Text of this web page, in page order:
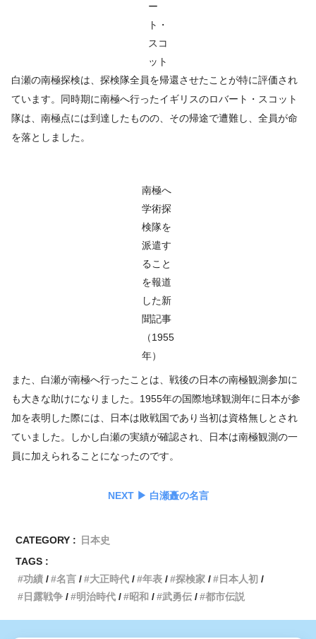
ー
ト・
スコ
ット
白瀬の南極探検は、探検隊全員を帰還させたことが特に評価され
ています。同時期に南極へ行ったイギリスのロバート・スコット
隊は、南極点には到達したものの、その帰途で遭難し、全員が命
を落としました。
南極へ
学術探
検隊を
派遣す
ること
を報道
した新
聞記事
（1955
年）
また、白瀬が南極へ行ったことは、戦後の日本の南極観測参加に
も大きな助けになりました。1955年の国際地球観測年に日本が参
加を表明した際には、日本は敗戦国であり当初は資格無しとされ
ていました。しかし白瀬の実績が確認され、日本は南極観測の一
員に加えられることになったのです。
NEXT ▶︎ 白瀬矗の名言
CATEGORY :
日本史
TAGS :
功績
名言 大正時代 年表 探検家
日本人初
日露戦争
明治時代 昭和 武勇伝 都市伝説